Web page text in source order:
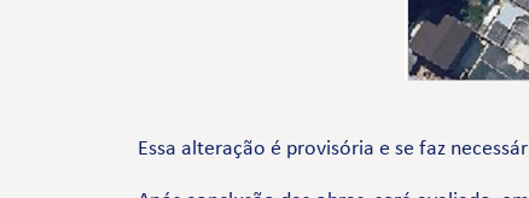
Essa alteração é provisória e se faz